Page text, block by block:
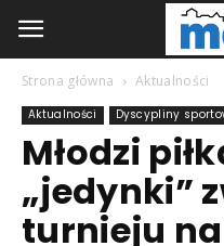
Strona główna Aktualności
Aktualności Dyscypliny
Młodzi
„jedynki”
turnieju